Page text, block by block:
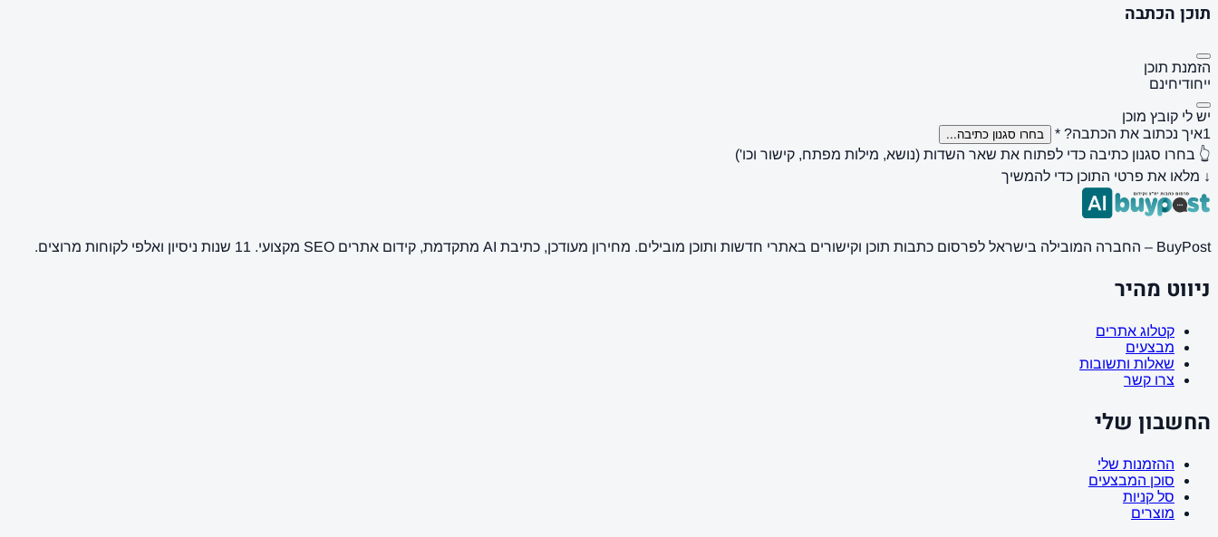
תוכן הכתבה
הזמנת תוכן
ייחודיחינם
יש לי קובץ מוכן
1איך נכתוב את הכתבה? * בחרו סגנון כתיבה...
👆 בחרו סגנון כתיבה כדי לפתוח את שאר השדות (נושא, מילות מפתח, קישור וכו')
↓ מלאו את פרטי התוכן כדי להמשיך
BuyPost – החברה המובילה בישראל לפרסום כתבות תוכן וקישורים באתרי חדשות ותוכן מובילים. מחירון מעודכן, כתיבת AI מתקדמת, קידום אתרים SEO מקצועי. 11 שנות ניסיון ואלפי לקוחות מרוצים.
ניווט מהיר
קטלוג אתרים
מבצעים
שאלות ותשובות
צרו קשר
החשבון שלי
ההזמנות שלי
סוכן המבצעים
סל קניות
מוצרים